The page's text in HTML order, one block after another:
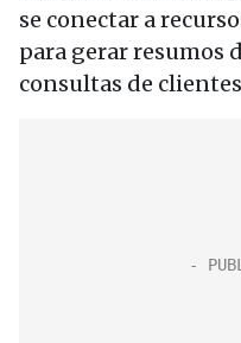
se conectar a
para gerar resumos
consultas de